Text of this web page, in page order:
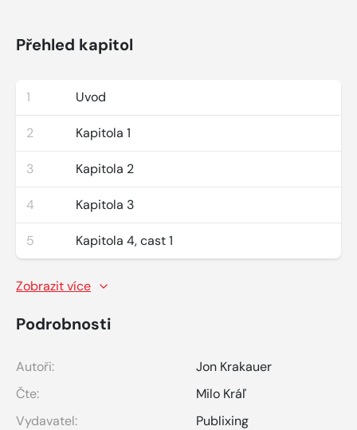
Přehled kapitol
1 Uvod
2 Kapitola 1
3 Kapitola 2
4 Kapitola 3
5 Kapitola 4, cast 1
Zobrazit více
Podrobnosti
Autoři:
Jon Krakauer
Čte:
Milo Kráľ
Vydavatel:
Publixing